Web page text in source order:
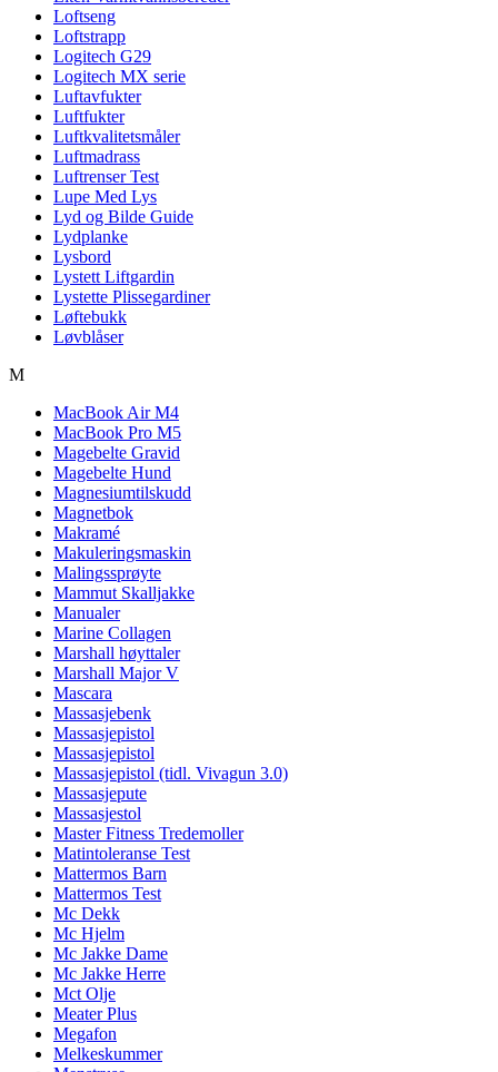
Loftseng
Loftstrapp
Logitech G29
Logitech MX serie
Luftavfukter
Luftfukter
Luftkvalitetsmåler
Luftmadrass
Luftrenser Test
Lupe Med Lys
Lyd og Bilde Guide
Lydplanke
Lysbord
Lystett Liftgardin
Lystette Plissegardiner
Løftebukk
Løvblåser
M
MacBook Air M4
MacBook Pro M5
Magebelte Gravid
Magebelte Hund
Magnesiumtilskudd
Magnetbok
Makramé
Makuleringsmaskin
Malingssprøyte
Mammut Skalljakke
Manualer
Marine Collagen
Marshall høyttaler
Marshall Major V
Mascara
Massasjebenk
Massasjepistol
Massasjepistol
Massasjepistol (tidl. Vivagun 3.0)
Massasjepute
Massasjestol
Master Fitness Tredemoller
Matintoleranse Test
Mattermos Barn
Mattermos Test
Mc Dekk
Mc Hjelm
Mc Jakke Dame
Mc Jakke Herre
Mct Olje
Meater Plus
Megafon
Melkeskummer